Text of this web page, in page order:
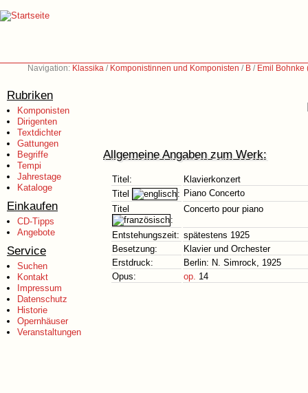
Navigation: Klassika / Komponistinnen und Komponisten / B / Emil Bohnke
Rubriken
Komponisten
Dirigenten
Textdichter
Gattungen
Begriffe
Tempi
Jahrestage
Kataloge
Einkaufen
CD-Tipps
Angebote
Service
Suchen
Kontakt
Impressum
Datenschutz
Historie
Opernhäuser
Veranstaltungen
Allgemeine Angaben zum Werk:
Titel:
Klavierkonzert
Titel
: Piano Concerto
Titel
:
Concerto pour piano
Entstehungszeit: spätestens 1925
Besetzung:
Klavier und Orchester
Erstdruck:
Berlin: N. Simrock, 1925
Opus:
op. 14